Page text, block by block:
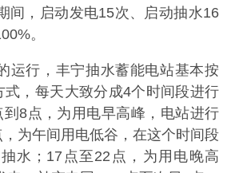
间，启动发电15次、启动抽水16
。
运行，丰宁抽水蓄能电站基本按
式，每天大致分成4个时间段进行
8点，为用电早高峰，电站进行
为午间用电低谷，在这个时间段
水；17点至22点，为用电晚高